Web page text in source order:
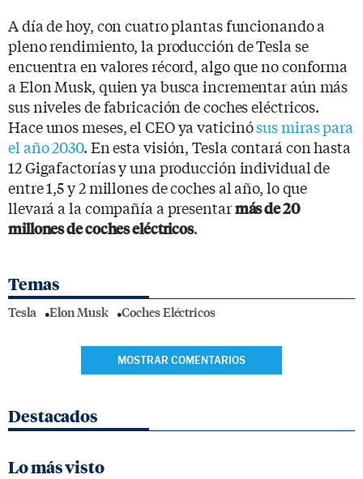
A día de hoy, con cuatro plantas funcionando a
pleno rendimiento, la producción de Tesla se
encuentra en valores récord, algo que no conforma
a Elon Musk, quien ya busca incrementar aún más
sus niveles de fabricación de coches eléctricos.
Hace unos meses, el CEO ya vaticinósus miras para
el año 2030. En esta visión, Tesla contará con hasta
12 Gigafactorías y una producción individual de
entre 1,5 y 2 millones de coches al año, lo que
llevará a la compañía a presentarmás de 20
millones de coches eléctricos.
Temas
Tesla Elon Musk Coches Eléctricos
MOSTRAR COMENTARIOS
Destacados
Lo más visto